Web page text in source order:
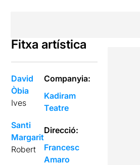
Fitxa artística
David
Òbia
Ives
Santi
Margarit
Robert
Companyia:
Kadiram
Teatre
Direcció:
Francesc
Amaro